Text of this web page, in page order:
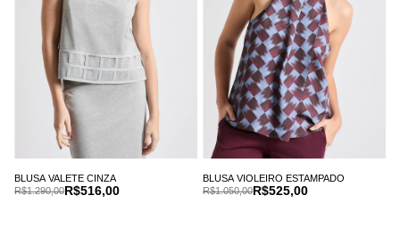
BLUSA VALETE CINZA
R$516,00
R$1.290,00
BLUSA VIOLEIRO ESTAMPADO
R$525,00
R$1.050,00